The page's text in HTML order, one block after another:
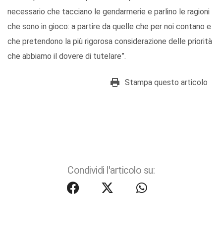
necessario che tacciano le gendarmerie e parlino le ragioni
che sono in gioco: a partire da quelle che per noi contano e
che pretendono la più rigorosa considerazione delle priorità
che abbiamo il dovere di tutelare”.
Stampa questo articolo
Condividi l'articolo su: